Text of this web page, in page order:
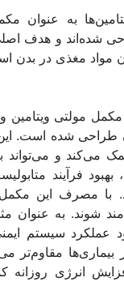
به عنوان
شده‌اند و هدف
مولتی ویتامین
طراحی شده است.
می‌کند و می‌تواند
فرآیند
با مصرف این مکمل،
شوند. به عنوان
عملکرد سیستم
بیماری‌ها مقاوم‌تر
انرژی